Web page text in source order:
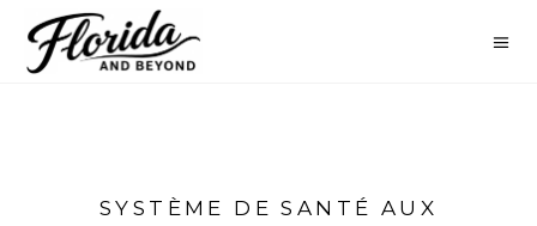
SYSTÈME DE SANTÉ AUX